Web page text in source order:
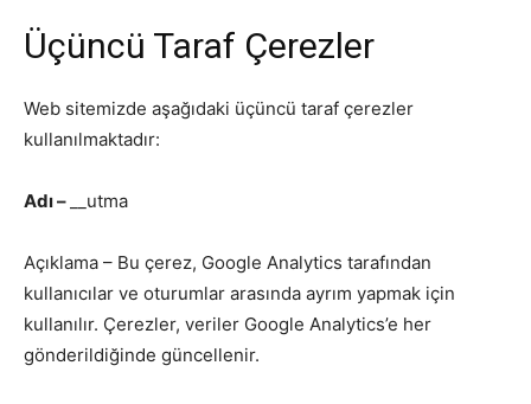
Üçüncü Taraf Çerezler
Web sitemizde aşağıdaki üçüncü taraf çerezler
kullanılmaktadır:
Adı – __utma
Açıklama – Bu çerez, Google Analytics tarafından
kullanıcılar ve oturumlar arasında ayrım yapmak için
kullanılır. Çerezler, veriler Google Analytics’e her
gönderildiğinde güncellenir.